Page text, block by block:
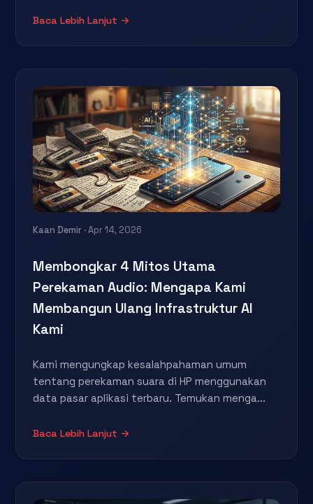
Baca Lebih Lanjut →
Kaan Demir · Apr 14, 2026
Membongkar 4 Mitos Utama
Perekaman Audio: Mengapa Kami
Membangun Ulang Infrastruktur AI
Kami
Kami mengungkap kesalahpahaman umum
tentang perekaman suara di HP menggunakan
data pasar aplikasi terbaru. Temukan menga...
Baca Lebih Lanjut →